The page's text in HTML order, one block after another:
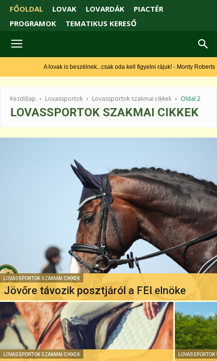
FŐOLDAL LOVAK LOVARDÁK
PIACTÉR
PROGRAMOK
TEMATIKUS KERESŐ
A lovak is beszélnek...csak oda kell figyelni rájuk! - Monty Roberts
Kezdőlap Lovassportok Lovassportok szakmai cikkek Oldal 2
LOVASSPORTOK SZAKMAI CIKKEK
LOVASSPORTOK SZAKMAI CIKKEK
Jövőre távozik posztjáról a FEI elnöke
LOVASSPORTOK SZAKMAI CIKKEK